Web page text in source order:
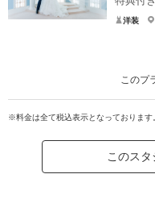
の撮影 /データ増量/アップグレー
【お子様用品のご用意も！】ベ
家族と撮影
洋装
このプ
追加料金なくお子様との撮影が
大満足の特典付きプランが新登場
2.新婦様ドレス1着追加
※料金は全て税込表示となっております
このス